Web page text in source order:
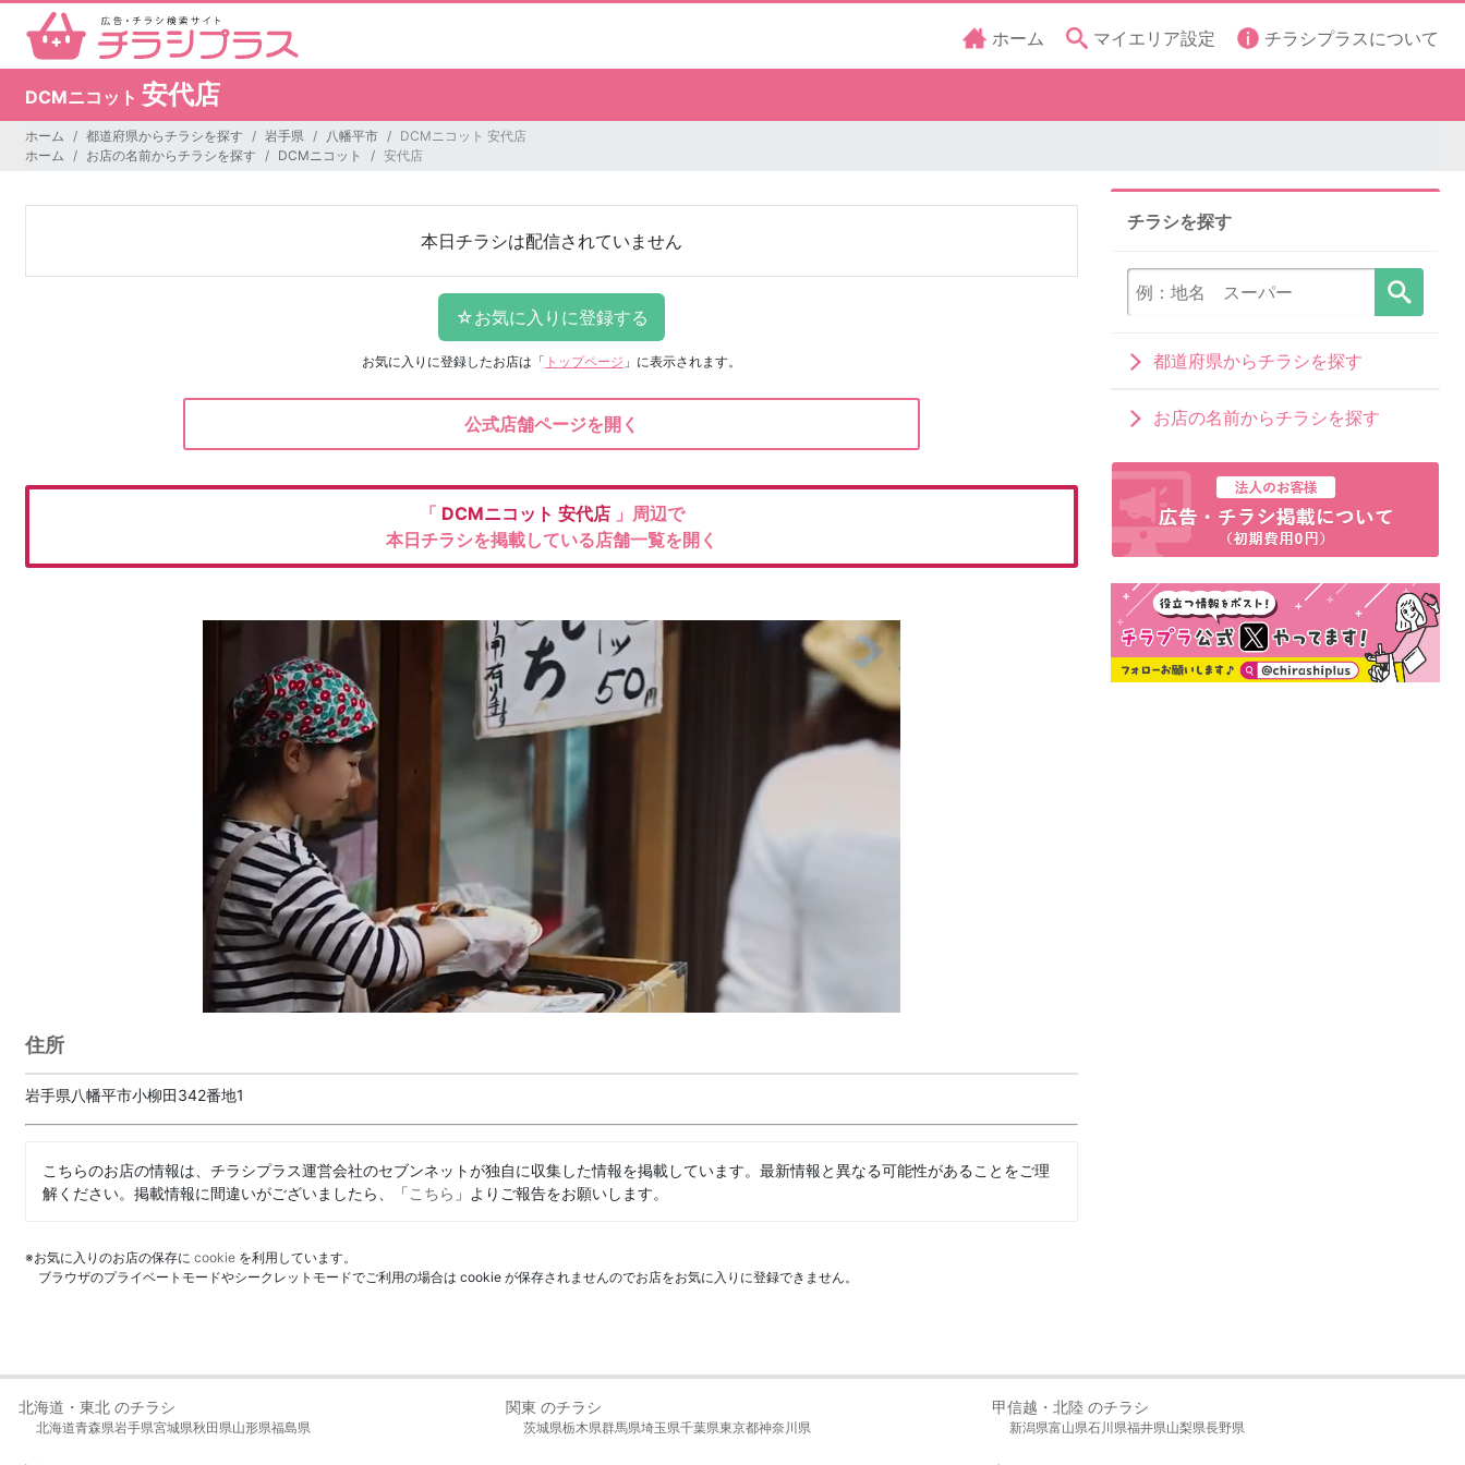
ホーム マイエリア設定 チラシプラスについて
DCMニコット 安代店
ホーム 都道府県からチラシを探す 岩手県 八幡平市
DCMニコット 安代店
ホーム
お店の名前からチラシを探す DCMニコット 安代店
本日チラシは配信されていません
お気に入りに登録したお店は 「 トップページ 」に表示されます。
公式店舗ページを開く
「 DCMニコット 安代店 」周辺で
本日チラシを掲載している店舗一覧を開く
住所
岩手県八幡平市小柳田342番地1
こちらのお店の情報は、チラシプラス運営会社のセブンネットが独自に収集した情報を掲載しています。最新情報と異なる可能性があることをご理
解ください。掲載情報に間違いがございましたら、「こちら 」よりご報告をお願いします。
※お気に入りのお店の保存に cookie を利用しています。
ブラウザのプライベートモードやシークレットモードでご利用の場合は cookie が保存されませんのでお店をお気に入りに登録できません。
チラシを探す
都道府県からチラシを探す
お店の名前からチラシを探す
北海道・東北 のチラシ
北海道青森県岩手県宮城県秋田県山形県福島県
関東 のチラシ
茨城県栃木県群馬県埼玉県千葉県東京都神奈川県
甲信越・北陸 のチラシ
新潟県富山県石川県福井県山梨県長野県